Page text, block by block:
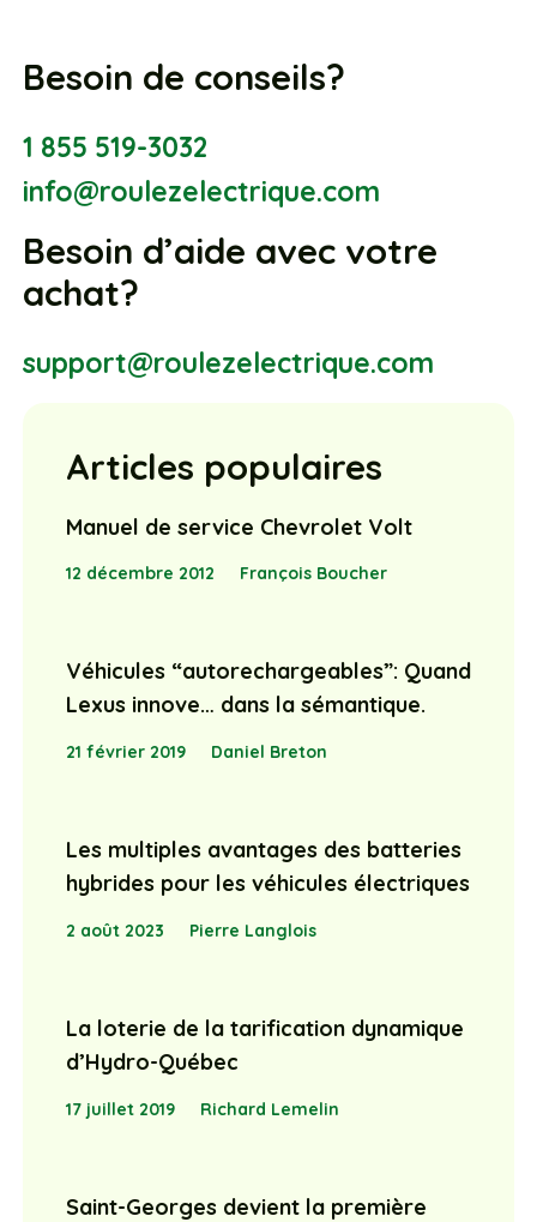
Besoin de conseils?
1 855 519-3032
info@roulezelectrique.com
Besoin d’aide avec votre
achat?
support@roulezelectrique.com
Articles populaires
Manuel de service Chevrolet Volt
12 décembre 2012 François Boucher
Véhicules “autorechargeables”: Quand
Lexus innove… dans la sémantique.
21 février 2019 Daniel Breton
Les multiples avantages des batteries
hybrides pour les véhicules électriques
2 août 2023 Pierre Langlois
La loterie de la tarification dynamique
d’Hydro-Québec
17 juillet 2019 Richard Lemelin
Saint-Georges devient la première